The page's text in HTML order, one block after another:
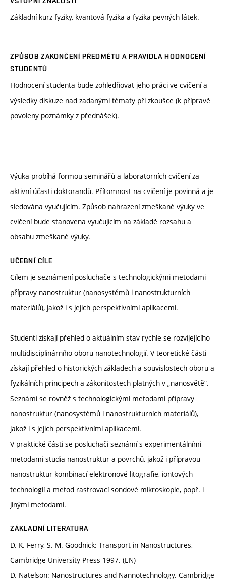
Základní kurz fyziky, kvantová fyzika a fyzika pevných látek.
ZPŮSOB ZAKONČENÍ PŘEDMĚTU A PRAVIDLA HODNOCENÍ
STUDENTŮ
Hodnocení studenta bude zohledňovat jeho práci ve cvičení a
výsledky diskuze nad zadanými tématy při zkoušce (k přípravě
povoleny poznámky z přednášek).
Výuka probíhá formou seminářů a laboratorních cvičení za
aktivní účasti doktorandů. Přítomnost na cvičení je povinná a je
sledována vyučujícím. Způsob nahrazení zmeškané výuky ve
cvičení bude stanovena vyučujícím na základě rozsahu a
obsahu zmeškané výuky.
UČEBNÍ CÍLE
Cílem je seznámení posluchače s technologickými metodami
přípravy nanostruktur (nanosystémů i nanostrukturních
materiálů), jakož i s jejich perspektivními aplikacemi.
Studenti získají přehled o aktuálním stav rychle se rozvíjejícího
multidisciplinárního oboru nanotechnologií. V teoretické části
získají přehled o historických základech a souvislostech oboru a
fyzikálních principech a zákonitostech platných v „nanosvětě“.
Seznámí se rovněž s technologickými metodami přípravy
nanostruktur (nanosystémů i nanostrukturních materiálů),
jakož i s jejich perspektivními aplikacemi.
V praktické části se posluchači seznámí s experimentálními
metodami studia nanostruktur a povrchů, jakož i přípravou
nanostruktur kombinací elektronové litografie, iontových
technologií a metod rastrovací sondové mikroskopie, popř. i
jinými metodami.
ZÁKLADNÍ LITERATURA
D. K. Ferry, S. M. Goodnick: Transport in Nanostructures,
Cambridge University Press 1997. (EN)
D. Natelson: Nanostructures and Nannotechnology. Cambridge